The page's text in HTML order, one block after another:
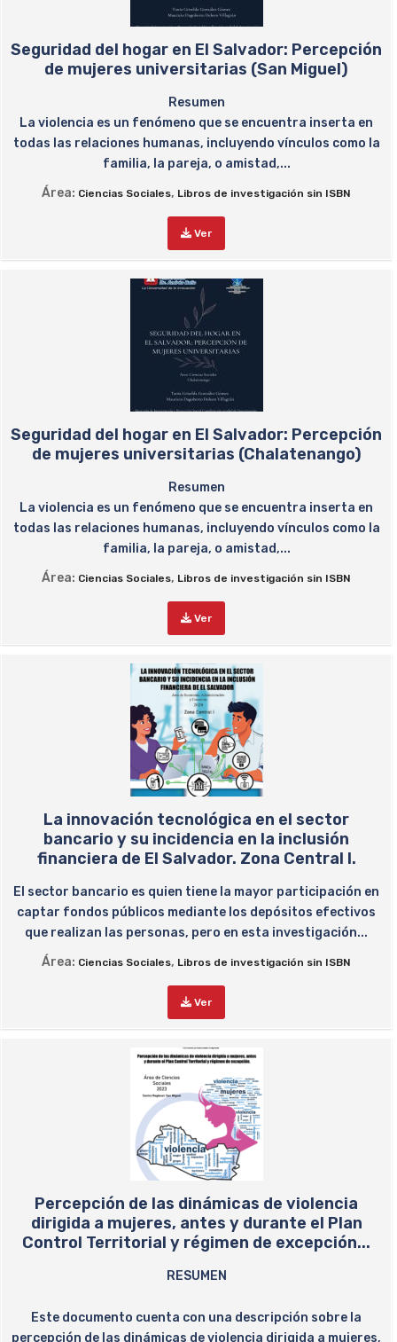
Seguridad del hogar en El Salvador: Percepción
de mujeres universitarias (San Miguel)
Resumen
La violencia es un fenómeno que se encuentra inserta en
todas las relaciones humanas, incluyendo vínculos como la
familia, la pareja, o amistad,...
Área: Ciencias Sociales, Libros de investigación sin ISBN
Ver
Seguridad del hogar en El Salvador: Percepción
de mujeres universitarias (Chalatenango)
Resumen
La violencia es un fenómeno que se encuentra inserta en
todas las relaciones humanas, incluyendo vínculos como la
familia, la pareja, o amistad,...
Área: Ciencias Sociales, Libros de investigación sin ISBN
Ver
La innovación tecnológica en el sector
bancario y su incidencia en la inclusión
financiera de El Salvador. Zona Central I.
El sector bancario es quien tiene la mayor participación en
captar fondos públicos mediante los depósitos efectivos
que realizan las personas, pero en esta investigación...
Área: Ciencias Sociales, Libros de investigación sin ISBN
Ver
Percepción de las dinámicas de violencia
dirigida a mujeres, antes y durante el Plan
Control Territorial y régimen de excepción...
RESUMEN
Este documento cuenta con una descripción sobre la
percepción de las dinámicas de violencia dirigida a mujeres,